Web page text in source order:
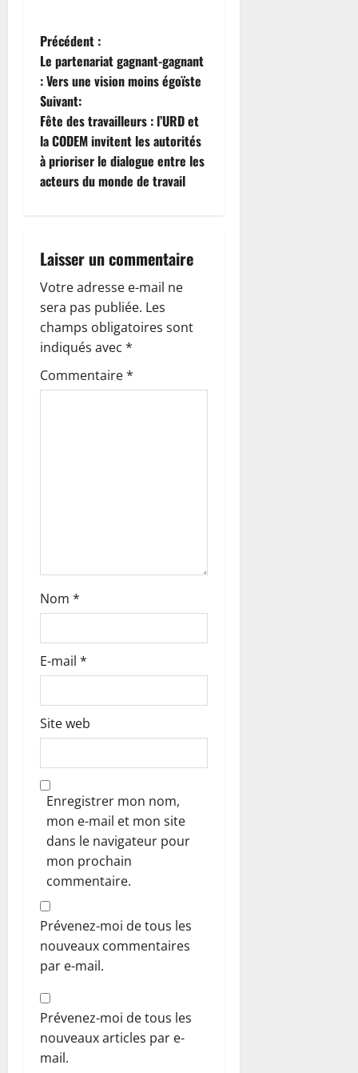
N
a
v
i
g
t
i
o
n
d
c
l
e
Précédent :
Le partenariat gagnant-gagnant
: Vers une vision moins égoïste
Suivant:
Fête des travailleurs : l’URD et
la CODEM invitent les autorités
à prioriser le dialogue entre les
acteurs du monde de travail
Laisser un commentaire
Votre adresse e-mail ne
sera pas publiée. Les
champs obligatoires sont
indiqués avec *
Commentaire*
Nom *
E-mail *
Site web
Enregistrer mon nom,
mon e-mail et mon site
dans le navigateur pour
mon prochain
commentaire.
Prévenez-moi de tous les
nouveaux commentaires
par e-mail.
Prévenez-moi de tous les
nouveaux articles par e-
mail.